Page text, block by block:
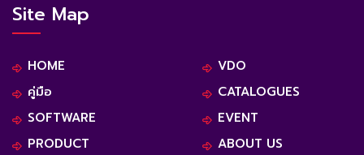
Site Map
HOME
VDO
คู่มือ
CATALOGUES
SOFTWARE
EVENT
PRODUCT
ABOUT US